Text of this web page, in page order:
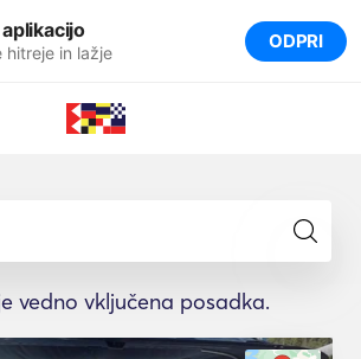
hitreje in lažje ODPRI
vedno vključena posadka.